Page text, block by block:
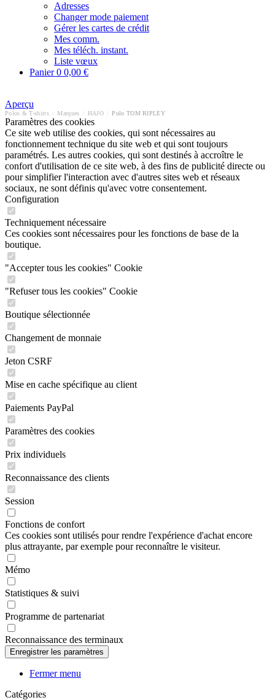
Adresses
Changer mode paiement
Gérer les cartes de crédit
Mes comm.
Mes téléch. instant.
Liste vœux
Panier0 0,00 €
Aperçu
Polos & T-shirts Marques HAJO Polo TOM RIPLEY
Paramètres des cookies
Ce site web utilise des cookies, qui sont nécessaires au
fonctionnement technique du site web et qui sont toujours
paramétrés. Les autres cookies, qui sont destinés à accroître le
confort d'utilisation de ce site web, à des fins de publicité directe ou
pour simplifier l'interaction avec d'autres sites web et réseaux
sociaux, ne sont définis qu'avec votre consentement.
Configuration
Techniquement nécessaire
Ces cookies sont nécessaires pour les fonctions de base de la
boutique.
"Accepter tous les cookies" Cookie
"Refuser tous les cookies" Cookie
Boutique sélectionnée
Changement de monnaie
Jeton CSRF
Mise en cache spécifique au client
Paiements PayPal
Paramètres des cookies
Prix individuels
Reconnaissance des clients
Session
Fonctions de confort
Ces cookies sont utilisés pour rendre l'expérience d'achat encore
plus attrayante, par exemple pour reconnaître le visiteur.
Mémo
Statistiques & suivi
Programme de partenariat
Reconnaissance des terminaux
Fermer menu
Catégories